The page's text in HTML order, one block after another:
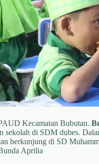
Kecamatan Bubutan.
sekolah di SDM dubes.
berkunjung di SD
Aprilia